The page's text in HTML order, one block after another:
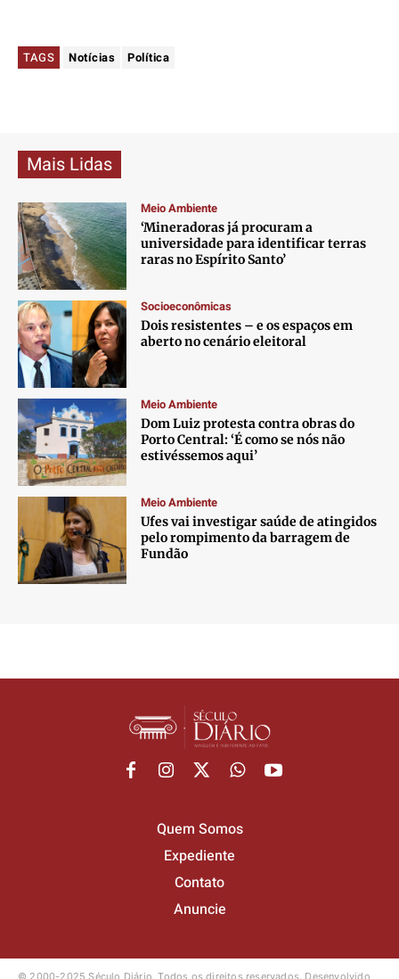
TAGS Notícias Política
Mais Lidas
Meio Ambiente
‘Mineradoras já procuram a
universidade para identificar terras
raras no Espírito Santo’
Socioeconômicas
Dois resistentes – e os espaços em
aberto no cenário eleitoral
Meio Ambiente
Dom Luiz protesta contra obras do
Porto Central: ‘É como se nós não
estivéssemos aqui’
Meio Ambiente
Ufes vai investigar saúde de atingidos
pelo rompimento da barragem de
Fundão
Quem Somos
Expediente
Contato
Anuncie
© 2000-2025 Século Diário.Todos os direitos reservados. Desenvolvido